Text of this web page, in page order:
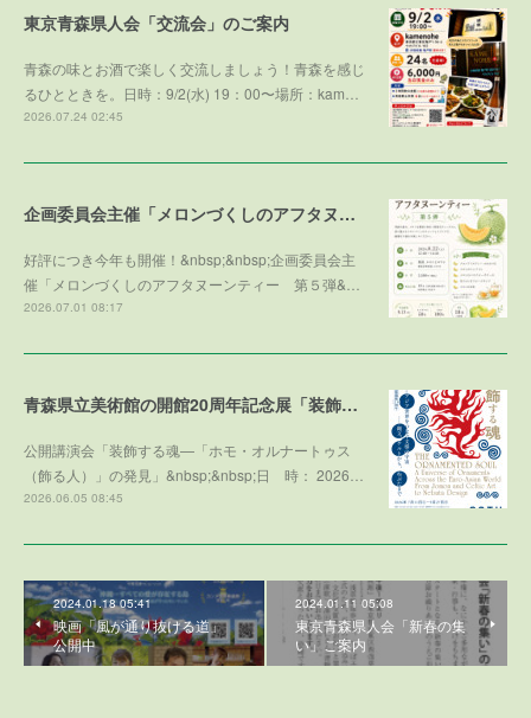
東京青森県人会「交流会」のご案内
青森の味とお酒で楽しく交流しましょう！青森を感じ
るひとときを。日時：9/2(水) 19：00〜場所：kam…
2026.07.24 02:45
企画委員会主催「メロンづくしのアフタヌーンティー 第５弾 ～メロンで残暑を乗り切ろう～」参加者募集！
好評につき今年も開催！&nbsp;&nbsp;企画委員会主
催「メロンづくしのアフタヌーンティー 第５弾&…
2026.07.01 08:17
青森県立美術館の開館20周年記念展「装飾する魂」との学術協力プログラム
公開講演会「装飾する魂—「ホモ・オルナートゥス
（飾る人）」の発見」&nbsp;&nbsp;日 時： 2026…
2026.06.05 08:45
2024.01.18 05:41
映画「風が通り抜ける道」
公開中
2024.01.11 05:08
東京青森県人会「新春の集
い」ご案内